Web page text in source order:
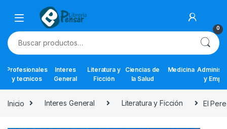
Skip to navigation
Skip to content
0
Buscar por:
Profesionales
y tecnicos
Interes
General
Literatura y
Ficción
Ciencias de
la Salud
Medicina
y
Inicio Interes General Literatura y Ficción El